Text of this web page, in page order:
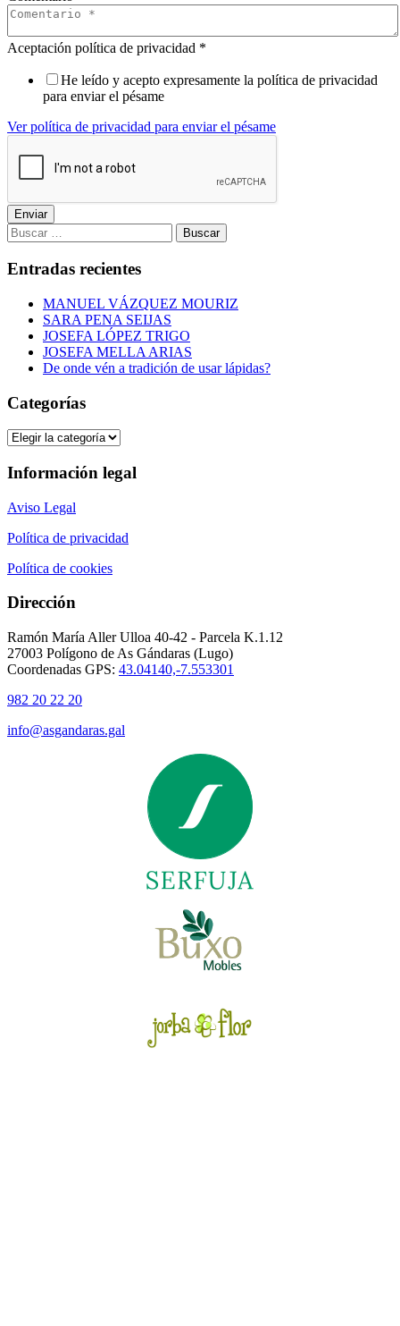
Aceptación política de privacidad *
He leído y acepto expresamente la política de privacidad
para enviar el pésame
Ver política de privacidad para enviar el pésame
Enviar
Buscar:
Entradas recientes
MANUEL VÁZQUEZ MOURIZ
SARA PENA SEIJAS
JOSEFA LÓPEZ TRIGO
JOSEFA MELLA ARIAS
De onde vén a tradición de usar lápidas?
Categorías
Categorías
Información legal
Aviso Legal
Política de privacidad
Política de cookies
Dirección
Ramón María Aller Ulloa 40-42 - Parcela K.1.12
27003 Polígono de As Gándaras (Lugo)
Coordenadas GPS: 43.04140,-7.553301
982 20 22 20
info@asgandaras.gal